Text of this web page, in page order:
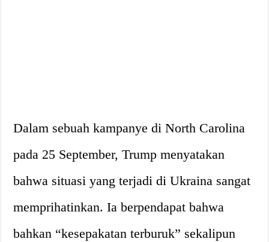
Dalam sebuah kampanye di North Carolina
pada 25 September, Trump menyatakan
bahwa situasi yang terjadi di Ukraina sangat
memprihatinkan. Ia berpendapat bahwa
bahkan “kesepakatan terburuk” sekalipun